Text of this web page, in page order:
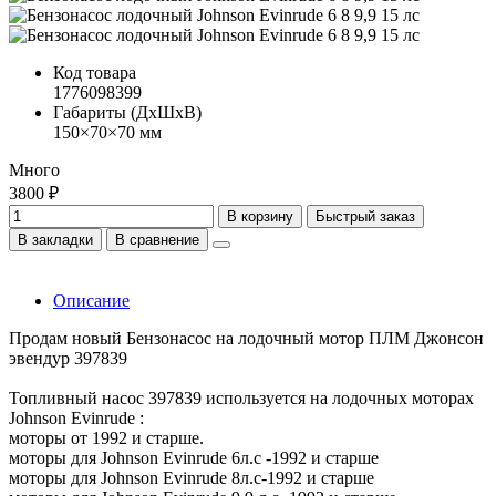
Код товара
1776098399
Габариты (ДхШхВ)
150×70×70 мм
Много
3800 ₽
В корзину
Быстрый заказ
В закладки
В сравнение
Описание
Продам новый Бензонасос на лодочный мотор ПЛМ Джонсон
эвендур 397839
Топливный насос 397839 используется на лодочных моторах
Johnson Evinrude :
моторы от 1992 и старше.
моторы для Johnson Evinrude 6л.с -1992 и старше
моторы для Johnson Evinrude 8л.с-1992 и старше